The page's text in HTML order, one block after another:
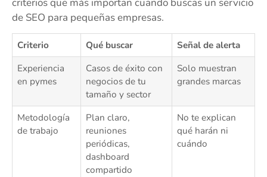
de SEO para pequeñas empresas.
Criterio Qué buscar
Señal de alerta
Experiencia
en pymes
Casos de éxito con
negocios de tu
tamaño y sector
Solo muestran
grandes marcas
Metodología
de trabajo
Plan claro,
reuniones
periódicas,
dashboard
compartido
No te explican
qué harán ni
cuándo